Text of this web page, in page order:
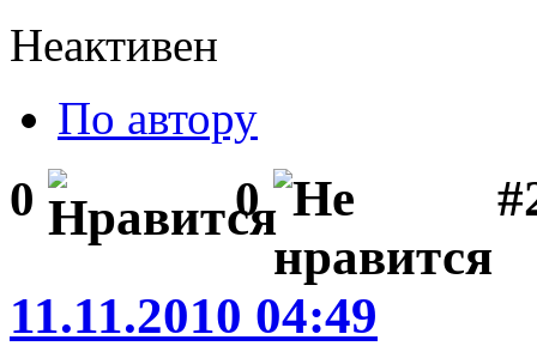
Неактивен
По автору
0 0
11.11.2010 04:49